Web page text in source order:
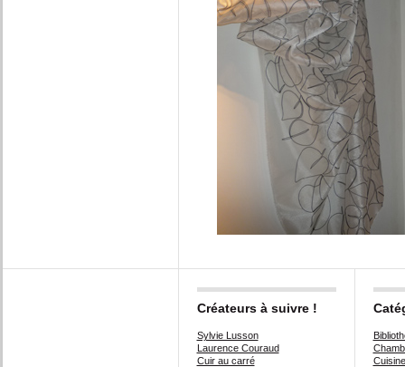
Créateurs à suivre !
Sylvie Lusson
Laurence Couraud
Cuir au carré
Cuisine